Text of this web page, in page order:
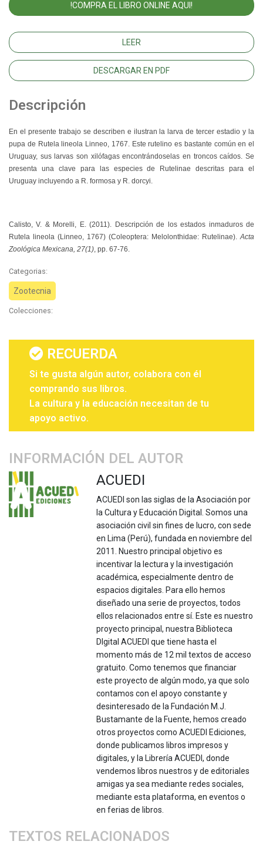
!COMPRA EL LIBRO ONLINE AQUI!
LEER
DESCARGAR EN PDF
Descripción
En el presente trabajo se describen e ilustran la larva de tercer estadio y la
pupa de Rutela lineola Linneo, 1767. Este rutelino es bastante común en el
Uruguay, sus larvas son xilófagas encontrándoselas en troncos caídos. Se
presenta una clave para las especies de Rutelinae descritas para el
Uruguay incluyendo a R. formosa y R. dorcyi.
Calisto, V. & Morelli, E. (2011). Descripción de los estados inmaduros de
Rutela lineola (Linneo, 1767) (Coleoptera: Melolonthidae: Rutelinae).Acta
Zoológica Mexicana, 27(1), pp. 67-76.
Categorias:
Zootecnia
Colecciones:
RECUERDA
Si te gusta algún autor, colabora con él
comprando sus libros.
La cultura y la educación necesitan de tu
apoyo activo.
INFORMACIÓN DEL AUTOR
ACUEDI
ACUEDI son las siglas de la Asociación por
la Cultura y Educación Digital. Somos una
asociación civil sin fines de lucro, con sede
en Lima (Perú), fundada en noviembre del
2011. Nuestro principal objetivo es
incentivar la lectura y la investigación
académica, especialmente dentro de
espacios digitales. Para ello hemos
diseñado una serie de proyectos, todos
ellos relacionados entre sí. Este es nuestro
proyecto principal, nuestra Biblioteca
DIgital ACUEDI que tiene hasta el
momento más de 12 mil textos de acceso
gratuito. Como tenemos que financiar
este proyecto de algún modo, ya que solo
contamos con el apoyo constante y
desinteresado de la Fundación M.J.
Bustamante de la Fuente, hemos creado
otros proyectos como ACUEDI Ediciones,
donde publicamos libros impresos y
digitales, y la Librería ACUEDI, donde
vendemos libros nuestros y de editoriales
amigas ya sea mediante redes sociales,
mediante esta plataforma, en eventos o
en ferias de libros.
TEXTOS RELACIONADOS